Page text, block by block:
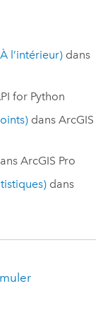
l’intérieur) dans
for Python
dansArcGIS
ArcGIS Pro
dans